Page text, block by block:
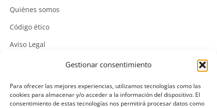
Gestionar consentimiento
Para ofrecer las mejores experiencias, utilizamos tecnologías como las
cookies para almacenar y/o acceder a la información del dispositivo. El
consentimiento de estas tecnologías nos permitirá procesar datos como
Quiénes somos
Código ético
Aviso Legal
Política de Cookies
Política Integrada de Gestión